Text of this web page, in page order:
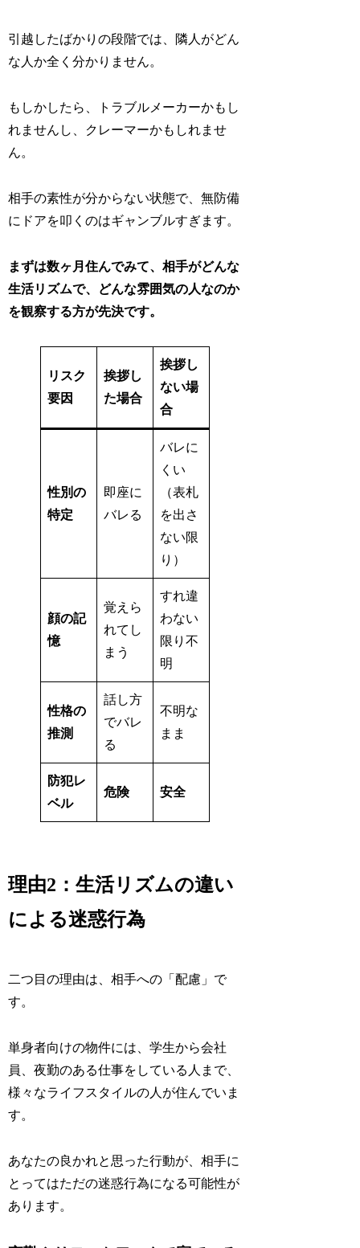
引越したばかりの段階では、隣人がどん
な人か全く分かりません。
もしかしたら、トラブルメーカーかもし
れませんし、クレーマーかもしれませ
ん。
相手の素性が分からない状態で、無防備
にドアを叩くのはギャンブルすぎます。
まずは数ヶ月住んでみて、相手がどんな
生活リズムで、どんな雰囲気の人なのか
を観察する方が先決です。
リスク
要因
挨拶し
た場合
挨拶し
ない場
合
性別の
特定
即座に
バレる
バレに
くい
（表札
を出さ
ない限
り）
顔の記
憶
覚えら
れてし
まう
すれ違
わない
限り不
明
性格の
推測
話し方
でバレ
る
不明な
まま
防犯レ
ベル
危険 安全
理由2：生活リズムの違い
による迷惑行為
二つ目の理由は、相手への「配慮」で
す。
単身者向けの物件には、学生から会社
員、夜勤のある仕事をしている人まで、
様々なライフスタイルの人が住んでいま
す。
あなたの良かれと思った行動が、相手に
とってはただの迷惑行為になる可能性が
あります。